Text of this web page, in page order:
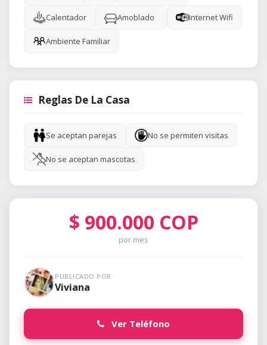
Calentador Amoblado Internet Wifi
Ambiente Familiar
Reglas De La Casa
Se aceptan parejas No se permiten visitas
No se aceptan mascotas
$ 900.000 COP
por mes
PUBLICADO POR
Viviana
Ver Teléfono